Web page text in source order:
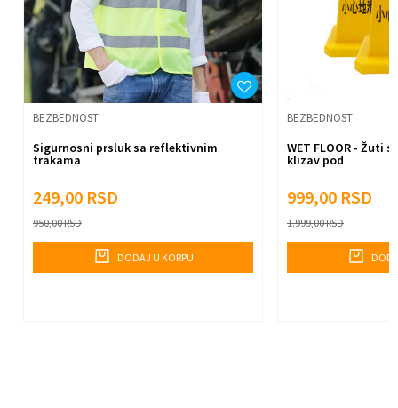
Anti-spam zaštita - izračunajte koliko je 4 + 1 :
BEZBEDNOST
Sigurnosni prsluk sa reflektivnim
trakama
249,00 RSD
950,00RSD
DODAJ U KORPU
BEZBEDNOST
WET FLOOR - Žuti
klizav pod
999,00 RSD
1.999,00RSD